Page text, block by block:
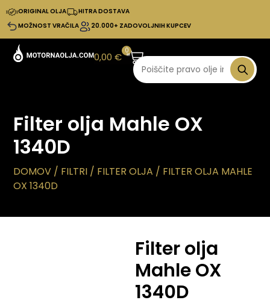
ORIGINAL OLJA
HITRA DOSTAVA
MOŽNOST VRAČILA
20.000+ ZADOVOLJNIH KUPCEV
0,00€
0
Filter olja Mahle OX
1340D
DOMOV / FILTRI / FILTER OLJA / FILTER OLJA MAHLE
OX 1340D
Filter olja
Mahle OX
1340D